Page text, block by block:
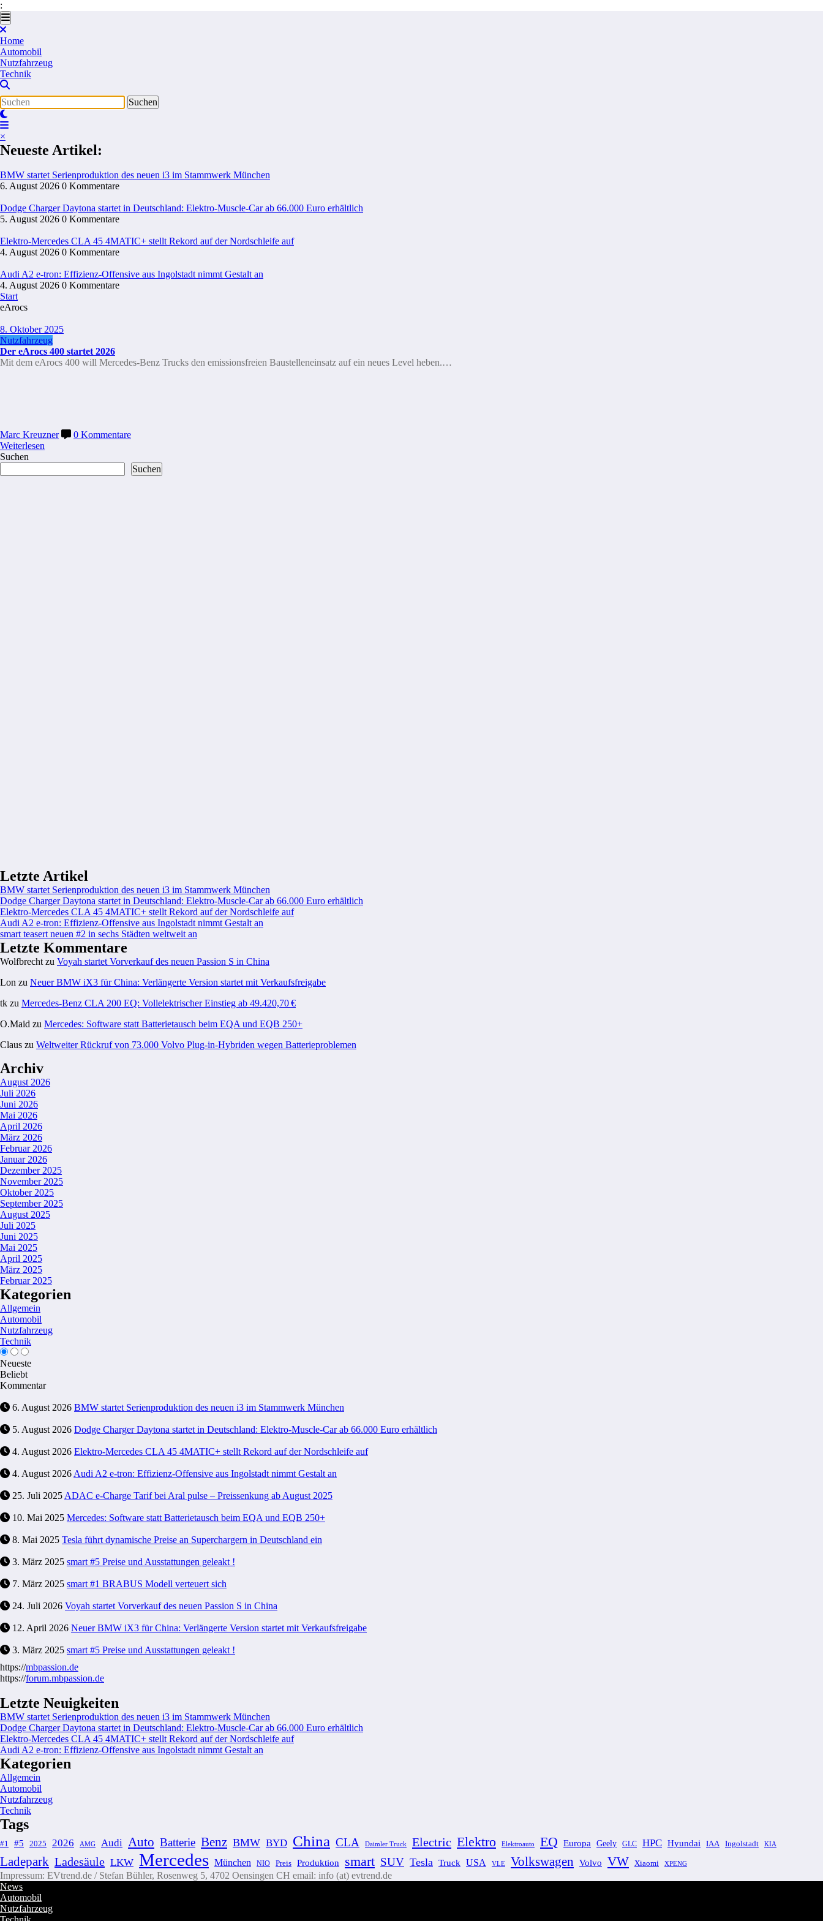
:
Zum
Inhalt
springen
Home
Automobil
Nutzfahrzeug
Technik
×
Neueste Artikel:
BMW startet Serienproduktion des neuen i3 im Stammwerk München
6. August 2026 0 Kommentare
Dodge Charger Daytona startet in Deutschland: Elektro-Muscle-Car ab 66.000 Euro erhältlich
5. August 2026 0 Kommentare
Elektro-Mercedes CLA 45 4MATIC+ stellt Rekord auf der Nordschleife auf
4. August 2026 0 Kommentare
Audi A2 e-tron: Effizienz-Offensive aus Ingolstadt nimmt Gestalt an
4. August 2026 0 Kommentare
Start
eArocs
8. Oktober 2025
Nutzfahrzeug
Der eArocs 400 startet 2026
Mit dem eArocs 400 will Mercedes-Benz Trucks den emissionsfreien Baustelleneinsatz auf ein neues Level heben.…
Marc Kreuzner
0 Kommentare
Weiterlesen
Suchen
Suchen
Letzte Artikel
BMW startet Serienproduktion des neuen i3 im Stammwerk München
Dodge Charger Daytona startet in Deutschland: Elektro-Muscle-Car ab 66.000 Euro erhältlich
Elektro-Mercedes CLA 45 4MATIC+ stellt Rekord auf der Nordschleife auf
Audi A2 e-tron: Effizienz-Offensive aus Ingolstadt nimmt Gestalt an
smart teasert neuen #2 in sechs Städten weltweit an
Letzte Kommentare
Wolfbrecht zu Voyah startet Vorverkauf des neuen Passion S in China
Lon zu Neuer BMW iX3 für China: Verlängerte Version startet mit Verkaufsfreigabe
tk zu Mercedes-Benz CLA 200 EQ: Vollelektrischer Einstieg ab 49.420,70 €
O.Maid zu Mercedes: Software statt Batterietausch beim EQA und EQB 250+
Claus zu Weltweiter Rückruf von 73.000 Volvo Plug-in-Hybriden wegen Batterieproblemen
Archiv
August 2026
Juli 2026
Juni 2026
Mai 2026
April 2026
März 2026
Februar 2026
Januar 2026
Dezember 2025
November 2025
Oktober 2025
September 2025
August 2025
Juli 2025
Juni 2025
Mai 2025
April 2025
März 2025
Februar 2025
Kategorien
Allgemein
Automobil
Nutzfahrzeug
Technik
Neueste
Beliebt
Kommentar
6. August 2026 BMW startet Serienproduktion des neuen i3 im Stammwerk München
5. August 2026 Dodge Charger Daytona startet in Deutschland: Elektro-Muscle-Car ab 66.000 Euro erhältlich
4. August 2026 Elektro-Mercedes CLA 45 4MATIC+ stellt Rekord auf der Nordschleife auf
4. August 2026 Audi A2 e-tron: Effizienz-Offensive aus Ingolstadt nimmt Gestalt an
25. Juli 2025 ADAC e-Charge Tarif bei Aral pulse – Preissenkung ab August 2025
10. Mai 2025 Mercedes: Software statt Batterietausch beim EQA und EQB 250+
8. Mai 2025 Tesla führt dynamische Preise an Superchargern in Deutschland ein
3. März 2025 smart #5 Preise und Ausstattungen geleakt !
7. März 2025 smart #1 BRABUS Modell verteuert sich
24. Juli 2026 Voyah startet Vorverkauf des neuen Passion S in China
12. April 2026 Neuer BMW iX3 für China: Verlängerte Version startet mit Verkaufsfreigabe
3. März 2025 smart #5 Preise und Ausstattungen geleakt !
https://mbpassion.de
https://forum.mbpassion.de
Letzte Neuigkeiten
BMW startet Serienproduktion des neuen i3 im Stammwerk München
Dodge Charger Daytona startet in Deutschland: Elektro-Muscle-Car ab 66.000 Euro erhältlich
Elektro-Mercedes CLA 45 4MATIC+ stellt Rekord auf der Nordschleife auf
Audi A2 e-tron: Effizienz-Offensive aus Ingolstadt nimmt Gestalt an
Kategorien
Allgemein
Automobil
Nutzfahrzeug
Technik
Tags
#1 #5 2025 2026 AMG Audi Auto Batterie Benz BMW BYD China CLA Daimler Truck Electric Elektro Elektroauto EQ Europa Geely GLC HPC Hyundai IAA Ingolstadt KIA
Ladepark Ladesäule LKW Mercedes München NIO Preis Produktion smart SUV Tesla Truck USA VLE Volkswagen Volvo VW Xiaomi XPENG
Impressum: EVtrend.de / Stefan Bühler, Rosenweg 5, 4702 Oensingen CH email: info (at) evtrend.de
News
Automobil
Nutzfahrzeug